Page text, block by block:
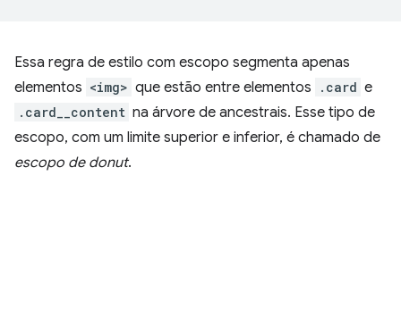
Essa regra de estilo com escopo segmenta apenas
elementos <img> que estão entre elementos .card e
.card__content na árvore de ancestrais. Esse tipo de
escopo, com um limite superior e inferior, é chamado de
escopo de donut.